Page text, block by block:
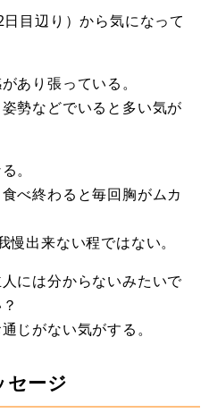
目辺り）から気になって
あり張っている。
勢などでいると多い気が
。
べ終わると毎回胸がムカ
出来ない程ではない。
には分からないみたいで
じがない気がする。
セージ